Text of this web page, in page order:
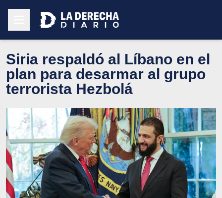
Siria respaldó al Líbano en el
plan para desarmar al grupo
terrorista Hezbolá